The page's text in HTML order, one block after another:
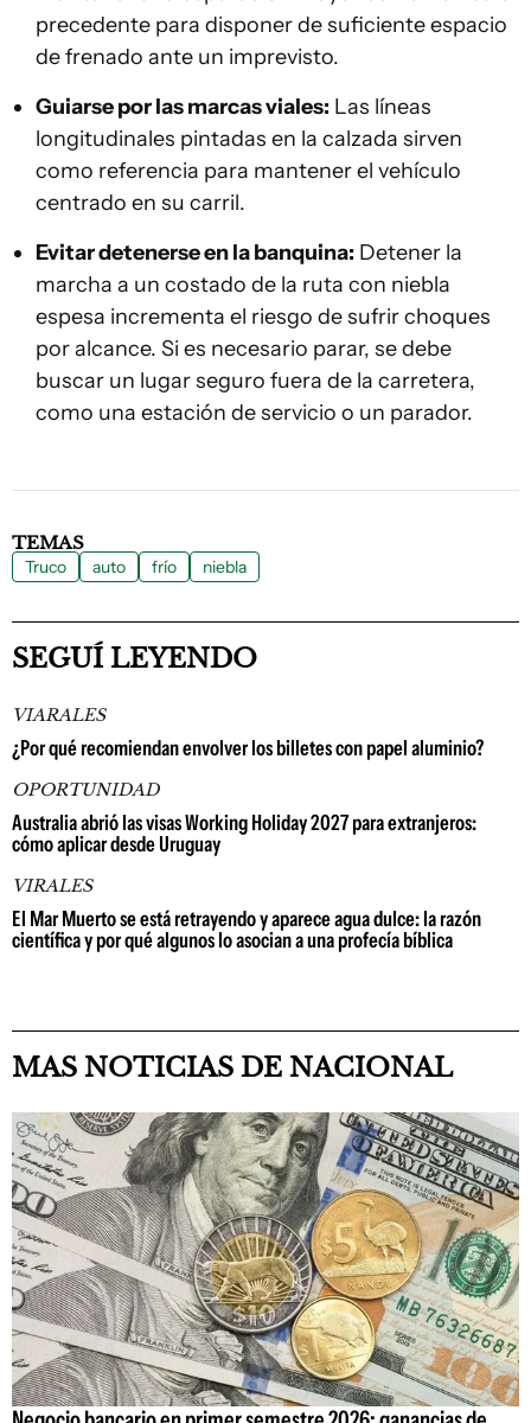
precedente para disponer de suficiente espacio
de frenado ante un imprevisto.
Guiarse por las marcas viales: Las líneas
longitudinales pintadas en la calzada sirven
como referencia para mantener el vehículo
centrado en su carril.
Evitar detenerse en la banquina: Detener la
marcha a un costado de la ruta con niebla
espesa incrementa el riesgo de sufrir choques
por alcance. Si es necesario parar, se debe
buscar un lugar seguro fuera de la carretera,
como una estación de servicio o un parador.
TEMAS
Truco auto frío niebla
SEGUÍ LEYENDO
VIARALES
¿Por qué recomiendan envolver los billetes con papel aluminio?
OPORTUNIDAD
Australia abrió las visas Working Holiday 2027 para extranjeros:
cómo aplicar desde Uruguay
VIRALES
El Mar Muerto se está retrayendo y aparece agua dulce: la razón
científica y por qué algunos lo asocian a una profecía bíblica
MAS NOTICIAS DE NACIONAL